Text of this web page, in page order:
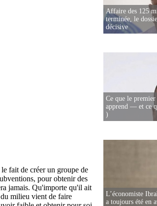
Affaire des 125
terminée, le
décisive
Ce que le
apprend — et ce
)
L’économiste
a toujours été en